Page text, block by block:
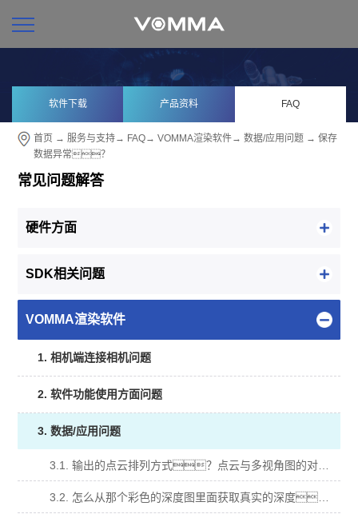
软件下载 产品资料 FAQ
首页 →服务与支持→ FAQ→VOMMA渲染软件→数据/应用问题 → 保存
数据异常？
常见问题解答
硬件方面
SDK相关问题
VOMMA渲染软件
1. 相机端连接相机问题
2. 软件功能使用方面问题
3. 数据/应用问题
3.1. 输出的点云排列方式？点云与多视角图的对应关系？
3.2. 怎么从那个彩色的深度图里面获取真实的深度？